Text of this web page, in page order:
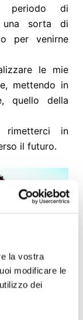
la vostra
modificare le
dei
periodo di
una sorta di
per venirne
le mie
mettendo in
quello della
rimetterci in
il futuro.